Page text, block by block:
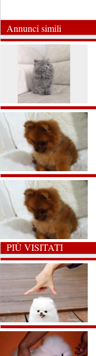
Annunci simili
PIÙ VISITATI